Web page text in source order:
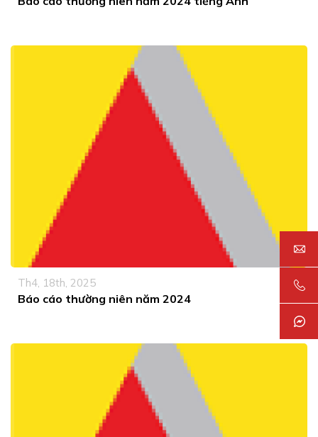
Th4, 18th, 2025
Báo cáo thường niên năm 2024